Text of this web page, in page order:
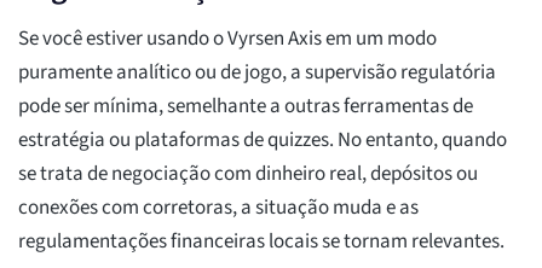
Se você estiver usando o Vyrsen Axis em um modo
puramente analítico ou de jogo, a supervisão regulatória
pode ser mínima, semelhante a outras ferramentas de
estratégia ou plataformas de quizzes. No entanto, quando
se trata de negociação com dinheiro real, depósitos ou
conexões com corretoras, a situação muda e as
regulamentações financeiras locais se tornam relevantes.